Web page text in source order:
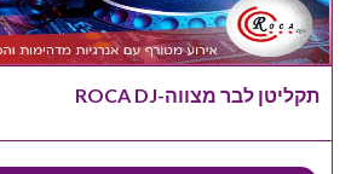
תקליטן לבר מצווה-ROCA DJ